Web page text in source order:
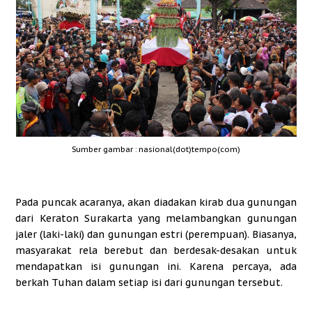
Sumber gambar : nasional(dot)tempo(com)
Pada puncak acaranya, akan diadakan kirab dua gunungan
dari Keraton Surakarta yang melambangkan gunungan
jaler (laki-laki) dan gunungan estri (perempuan). Biasanya,
masyarakat rela berebut dan berdesak-desakan untuk
mendapatkan isi gunungan ini. Karena percaya, ada
berkah Tuhan dalam setiap isi dari gunungan tersebut.